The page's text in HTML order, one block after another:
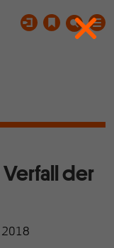
der
2018